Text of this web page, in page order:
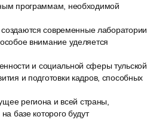
программам, необходимой
создаются современные лаборатории
внимание уделяется
и социальной сферы тульской
и подготовки кадров, способных
региона и всей страны,
базе которого будут